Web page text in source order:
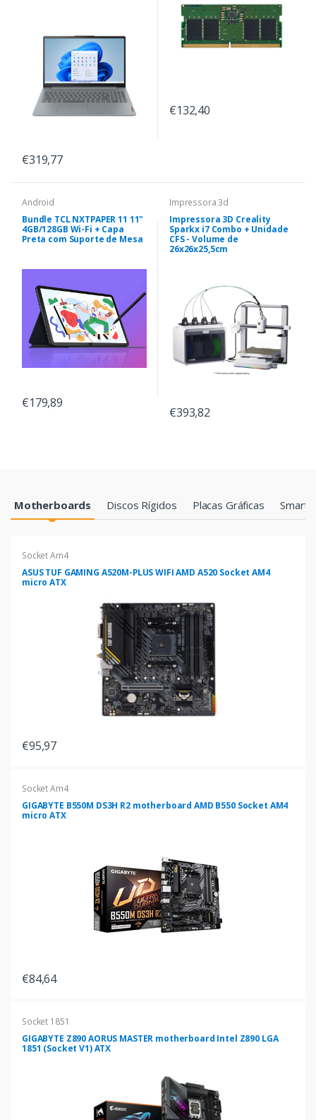
€319,77
€132,40
Android
Bundle TCL NXTPAPER 11 11"
4GB/128GB Wi-Fi + Capa
Preta com Suporte de Mesa
€179,89
Impressora 3d
Impressora 3D Creality
Sparkx i7 Combo + Unidade
CFS - Volume de
26x26x25,5cm
€393,82
Products Grid
Motherboards Discos Rígidos Placas Gráficas
Socket Am4
ASUS TUF GAMING A520M-PLUS WIFI AMD A520 Socket AM4
micro ATX
€95,97
Socket Am4
GIGABYTE B550M DS3H R2 motherboard AMD B550 Socket AM4
micro ATX
€84,64
Socket 1851
GIGABYTE Z890 AORUS MASTER motherboard Intel Z890 LGA
1851 (Socket V1) ATX